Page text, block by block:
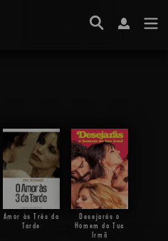
Amor às Três da
Tarde
Desejarás o
Homem da Tua
Irmã